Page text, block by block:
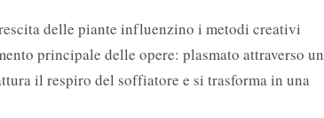
delle piante influenzino i metodi creativi
principale delle opere: plasmato attraverso un
il respiro del soffiatore e si trasforma in una